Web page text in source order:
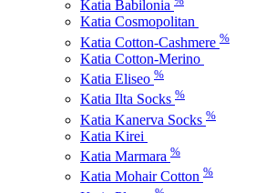
Katia Babilonia
Katia Cosmopolitan
Katia Cotton-Cashmere %
Katia Cotton-Merino
Katia Eliseo %
Katia Ilta Socks %
Katia Kanerva Socks %
Katia Kirei
Katia Marmara %
Katia Mohair Cotton %